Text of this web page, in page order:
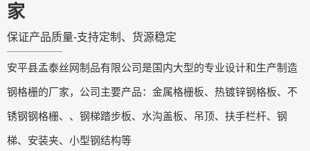
家
保证产品质量-支持定制、货源稳定
安平县孟泰丝网制品有限公司是国内大型的专业设计和生产制造
钢格栅的厂家，公司主要产品：金属格栅板、热镀锌钢格板、不
锈钢钢格栅、、钢梯踏步板、水沟盖板、吊顶、扶手栏杆、钢
梯、安装夹、小型钢结构等